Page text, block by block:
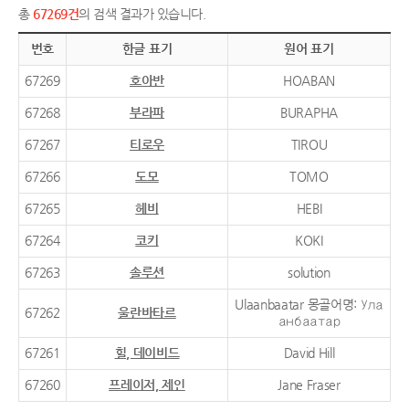
총 67269건의 검색 결과가 있습니다.
번호 한글 표기 원어 표기
67269 호아반 HOABAN
67268 부라파 BURAPHA
67267 티로우 TIROU
67266 도모 TOMO
67265 헤비 HEBI
67264 코키 KOKI
67263 솔루션 solution
67262 울란바타르
Ulaanbaatar 몽골어명: Ула
анбаатар
67261 힐, 데이비드 David Hill
67260 프레이저, 제인 Jane Fraser